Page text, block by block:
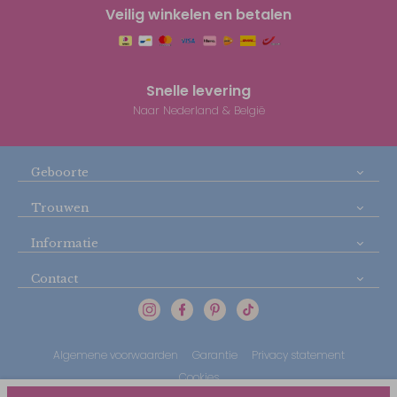
Veilig winkelen en betalen
Snelle levering
Naar Nederland & België
Geboorte
Trouwen
Informatie
Contact
Algemene voorwaarden Garantie
Privacy statement
Cookies